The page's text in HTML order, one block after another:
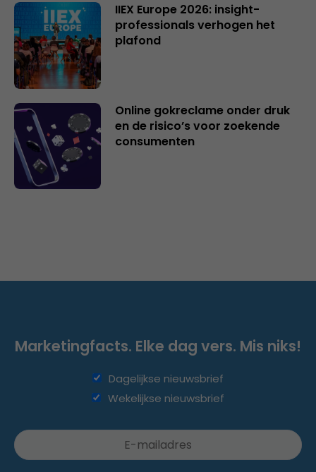
IIEX Europe 2026: insight-
professionals verhogen het
plafond
Online gokreclame onder druk
en de risico’s voor zoekende
consumenten
Marketingfacts. Elke dag vers. Mis niks!
Dagelijkse nieuwsbrief
Wekelijkse nieuwsbrief